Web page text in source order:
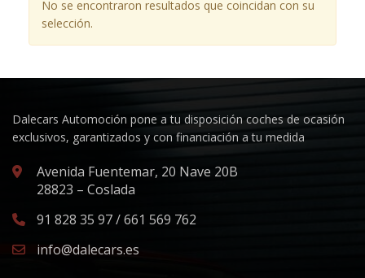
No se encontraron resultados que coincidan con su
selección.
Dalecars Automoción pone a tu disposición coches de ocasión
exclusivos, garantizados y con financiación a tu medida
Avenida Fuentemar, 20 Nave 20B
28823 – Coslada
91 828 35 97 / 661 569 762
info@dalecars.es